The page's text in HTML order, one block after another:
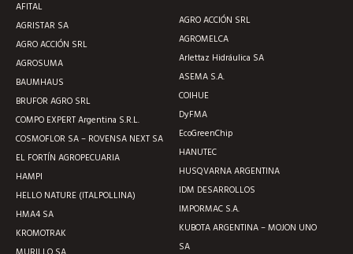
AFITAL
AGRISTAR SA
AGRO ACCIÓN SRL
AGROSUMA
BAUMHAUS
BRUFOR AGRO SRL
COMPO EXPERT Argentina S.R.L.
COSMOFLOR SA – ROVENSA NEXT SA
EL FORTÍN AGROPECUARIA
HAMPI
HELLO NATURE (ITALPOLLINA)
HMA4 SA
KROMOTRAK
AGRO ACCIÓN SRL
AGROMELCA
Arlettaz Hidráulica SA
ASEMA S.A.
COIHUE
DyFMA
EcoGreenChip
HANUTEC
HUSQVARNA ARGENTINA
IDM DESARROLLOS
IMPORMAC S.A.
KUBOTA ARGENTINA – MOJON UNO
SA